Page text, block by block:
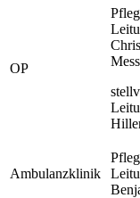
OP
Ambulanzklinik